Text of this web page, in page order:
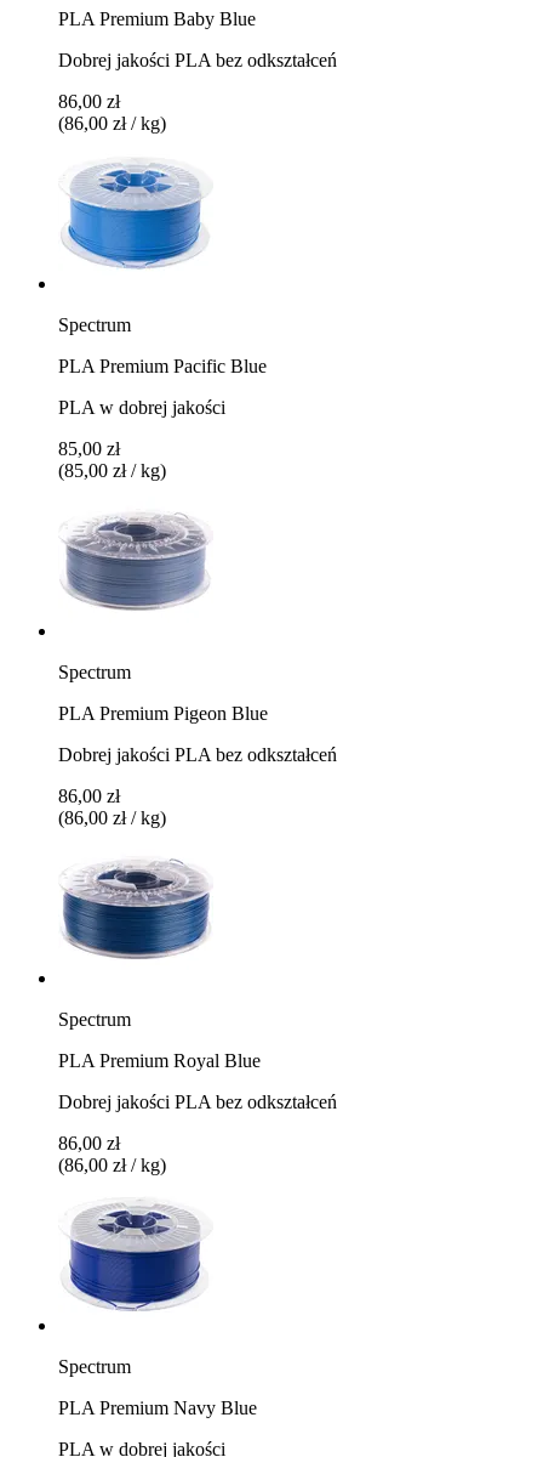
PLA Premium Baby Blue
Dobrej jakości PLA bez odkształceń
86,00 zł
(86,00 zł / kg)
Spectrum
PLA Premium Pacific Blue
PLA w dobrej jakości
85,00 zł
(85,00 zł / kg)
Spectrum
PLA Premium Pigeon Blue
Dobrej jakości PLA bez odkształceń
86,00 zł
(86,00 zł / kg)
Spectrum
PLA Premium Royal Blue
Dobrej jakości PLA bez odkształceń
86,00 zł
(86,00 zł / kg)
Spectrum
PLA Premium Navy Blue
PLA w dobrej jakości